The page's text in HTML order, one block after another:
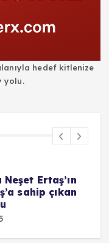
hedef kitlenize
yolu.
Ertaş’ın
sahip çıkan